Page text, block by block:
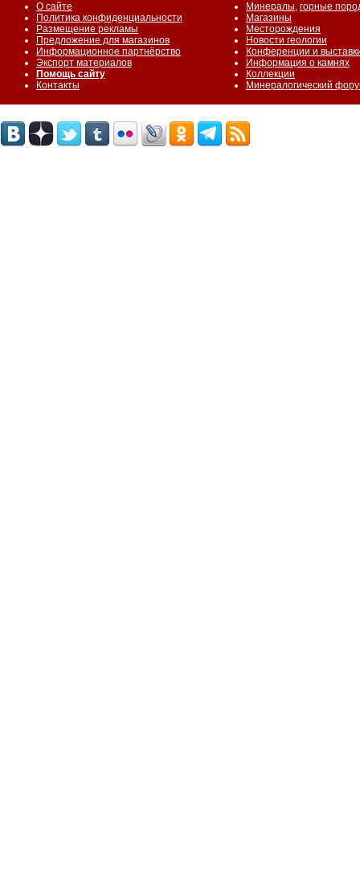
О сайте
Политика конфиденциальности
Размещение рекламы
Предложение для магазинов
Информационное партнёрство
Экспорт материалов
Помощь сайту
Контакты
Минералы, горные
Магазины
Месторождения
Новости геологии
Конференции и
Информация о камнях
Коллекции
Минералогический